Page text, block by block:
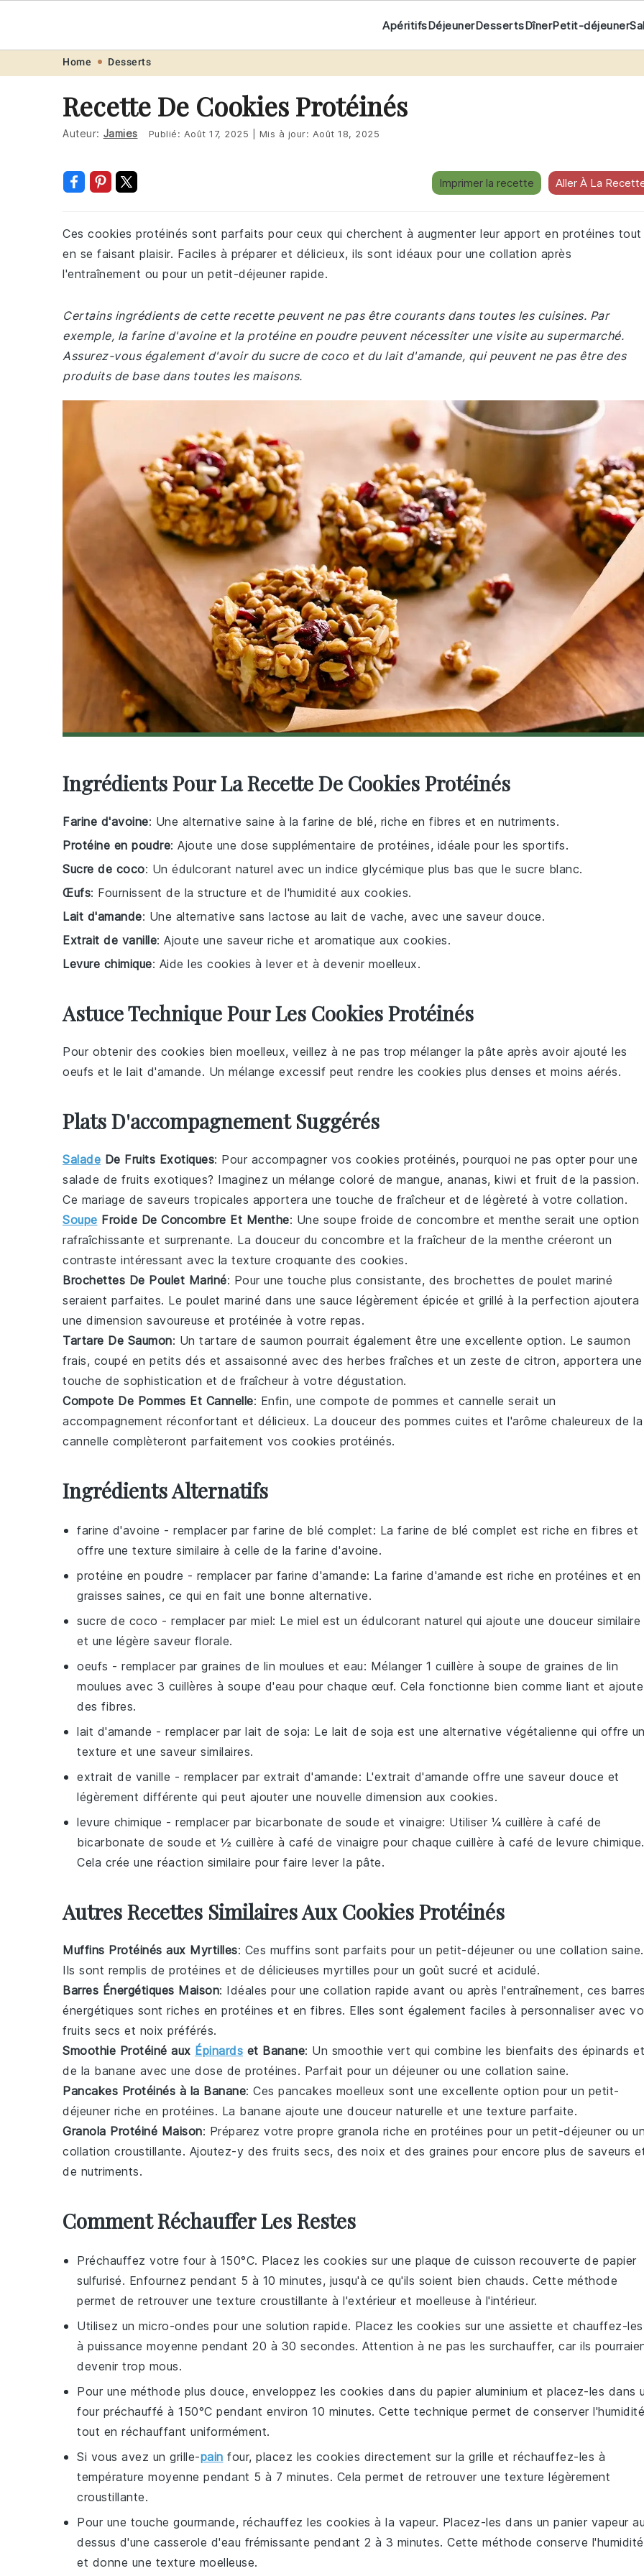
navigation
content
Recette.pro ApéritifsDéjeunerDessertsDînerPetit-déjeuner
Home Desserts
Recette De Cookies Protéinés
Auteur: Jamies Publié: Août 17, 2025 Mis à jour: Août 18, 2025
Imprimer la recette Aller À La
Ces cookies protéinés sont parfaits pour ceux qui cherchent à augmenter leur apport en protéines tout
en se faisant plaisir. Faciles à préparer et délicieux, ils sont idéaux pour une collation après
l'entraînement ou pour un petit-déjeuner rapide.
Certains ingrédients de cette recette peuvent ne pas être courants dans toutes les cuisines. Par
exemple, la farine d'avoine et la protéine en poudre peuvent nécessiter une visite au supermarché.
Assurez-vous également d'avoir du sucre de coco et du lait d'amande, qui peuvent ne pas être des
produits de base dans toutes les maisons.
Ingrédients Pour La Recette De Cookies Protéinés
Farine d'avoine: Une alternative saine à la farine de blé, riche en fibres et en nutriments.
Protéine en poudre: Ajoute une dose supplémentaire de protéines, idéale pour les sportifs.
Sucre de coco: Un édulcorant naturel avec un indice glycémique plus bas que le sucre blanc.
Œufs: Fournissent de la structure et de l'humidité aux cookies.
Lait d'amande: Une alternative sans lactose au lait de vache, avec une saveur douce.
Extrait de vanille: Ajoute une saveur riche et aromatique aux cookies.
Levure chimique: Aide les cookies à lever et à devenir moelleux.
Astuce Technique Pour Les Cookies Protéinés
Pour obtenir des cookies bien moelleux, veillez à ne pas trop mélanger la pâte après avoir ajouté les
oeufs et le lait d'amande. Un mélange excessif peut rendre les cookies plus denses et moins aérés.
Plats D'accompagnement Suggérés
Salade De Fruits Exotiques: Pour accompagner vos cookies protéinés, pourquoi ne pas opter pour une
salade de fruits exotiques? Imaginez un mélange coloré de mangue, ananas, kiwi et fruit de la passion.
Ce mariage de saveurs tropicales apportera une touche de fraîcheur et de légèreté à votre collation.
Soupe Froide De Concombre Et Menthe: Une soupe froide de concombre et menthe serait une option
rafraîchissante et surprenante. La douceur du concombre et la fraîcheur de la menthe créeront un
contraste intéressant avec la texture croquante des cookies.
Brochettes De Poulet Mariné: Pour une touche plus consistante, des brochettes de poulet mariné
seraient parfaites. Le poulet mariné dans une sauce légèrement épicée et grillé à la perfection ajoutera
une dimension savoureuse et protéinée à votre repas.
Tartare De Saumon: Un tartare de saumon pourrait également être une excellente option. Le saumon
frais, coupé en petits dés et assaisonné avec des herbes fraîches et un zeste de citron, apportera une
touche de sophistication et de fraîcheur à votre dégustation.
Compote De Pommes Et Cannelle: Enfin, une compote de pommes et cannelle serait un
accompagnement réconfortant et délicieux. La douceur des pommes cuites et l'arôme chaleureux de la
cannelle complèteront parfaitement vos cookies protéinés.
Ingrédients Alternatifs
farine d'avoine - remplacer par farine de blé complet: La farine de blé complet est riche en fibres et
offre une texture similaire à celle de la farine d'avoine.
protéine en poudre - remplacer par farine d'amande: La farine d'amande est riche en protéines et en
graisses saines, ce qui en fait une bonne alternative.
sucre de coco - remplacer par miel: Le miel est un édulcorant naturel qui ajoute une douceur similaire
et une légère saveur florale.
oeufs - remplacer par graines de lin moulues et eau: Mélanger 1 cuillère à soupe de graines de lin
moulues avec 3 cuillères à soupe d'eau pour chaque œuf. Cela fonctionne bien comme liant et ajoute
des fibres.
lait d'amande - remplacer par lait de soja: Le lait de soja est une alternative végétalienne qui offre
texture et une saveur similaires.
extrait de vanille - remplacer par extrait d'amande: L'extrait d'amande offre une saveur douce et
légèrement différente qui peut ajouter une nouvelle dimension aux cookies.
levure chimique - remplacer par bicarbonate de soude et vinaigre: Utiliser ¼ cuillère à café de
bicarbonate de soude et ½ cuillère à café de vinaigre pour chaque cuillère à café de levure chimique.
Cela crée une réaction similaire pour faire lever la pâte.
Autres Recettes Similaires Aux Cookies Protéinés
Muffins Protéinés aux Myrtilles: Ces muffins sont parfaits pour un petit-déjeuner ou une collation saine.
Ils sont remplis de protéines et de délicieuses myrtilles pour un goût sucré et acidulé.
Barres Énergétiques Maison: Idéales pour une collation rapide avant ou après l'entraînement, ces
énergétiques sont riches en protéines et en fibres. Elles sont également faciles à personnaliser avec
fruits secs et noix préférés.
Smoothie Protéiné aux Épinards et Banane: Un smoothie vert qui combine les bienfaits des épinards et
de la banane avec une dose de protéines. Parfait pour un déjeuner ou une collation saine.
Pancakes Protéinés à la Banane: Ces pancakes moelleux sont une excellente option pour un petit-
déjeuner riche en protéines. La banane ajoute une douceur naturelle et une texture parfaite.
Granola Protéiné Maison: Préparez votre propre granola riche en protéines pour un petit-déjeuner ou
collation croustillante. Ajoutez-y des fruits secs, des noix et des graines pour encore plus de saveurs
de nutriments.
Comment Réchauffer Les Restes
Préchauffez votre four à 150°C. Placez les cookies sur une plaque de cuisson recouverte de papier
sulfurisé. Enfournez pendant 5 à 10 minutes, jusqu'à ce qu'ils soient bien chauds. Cette méthode
permet de retrouver une texture croustillante à l'extérieur et moelleuse à l'intérieur.
Utilisez un micro-ondes pour une solution rapide. Placez les cookies sur une assiette et chauffez-les
à puissance moyenne pendant 20 à 30 secondes. Attention à ne pas les surchauffer, car ils
devenir trop mous.
Pour une méthode plus douce, enveloppez les cookies dans du papier aluminium et placez-les dans
four préchauffé à 150°C pendant environ 10 minutes. Cette technique permet de conserver l'humidité
tout en réchauffant uniformément.
Si vous avez un grille-pain four, placez les cookies directement sur la grille et réchauffez-les à
température moyenne pendant 5 à 7 minutes. Cela permet de retrouver une texture légèrement
croustillante.
Pour une touche gourmande, réchauffez les cookies à la vapeur. Placez-les dans un panier vapeur
dessus d'une casserole d'eau frémissante pendant 2 à 3 minutes. Cette méthode conserve l'humidité
et donne une texture moelleuse.